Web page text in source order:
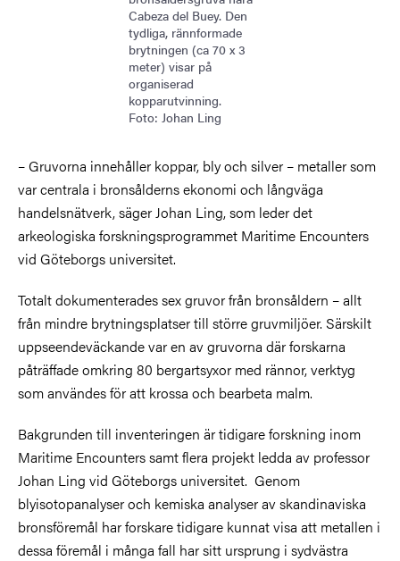
Cabeza del Buey. Den
tydliga, rännformade
brytningen (ca 70 x 3
meter) visar på
organiserad
kopparutvinning.
Foto: Johan Ling
– Gruvorna innehåller koppar, bly och silver – metaller som
var centrala i bronsålderns ekonomi och långväga
handelsnätverk, säger Johan Ling, som leder det
arkeologiska forskningsprogrammet Maritime Encounters
vid Göteborgs universitet.
Totalt dokumenterades sex gruvor från bronsåldern – allt
från mindre brytningsplatser till större gruvmiljöer. Särskilt
uppseendeväckande var en av gruvorna där forskarna
påträffade omkring 80 bergartsyxor med rännor, verktyg
som användes för att krossa och bearbeta malm.
Bakgrunden till inventeringen är tidigare forskning inom
Maritime Encounters samt flera projekt ledda av professor
Johan Ling vid Göteborgs universitet. Genom
blyisotopanalyser och kemiska analyser av skandinaviska
bronsföremål har forskare tidigare kunnat visa att metallen i
dessa föremål i många fall har sitt ursprung i sydvästra